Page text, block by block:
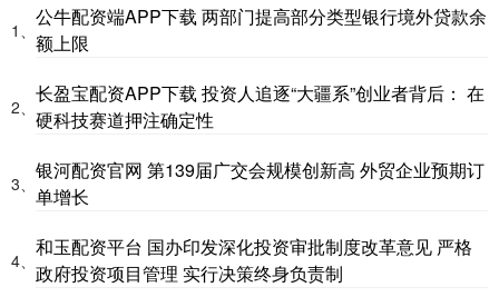
1、
公牛配资端APP下载 两部门提高部分类型银行境外贷款余
额上限
2、
长盈宝配资APP下载 投资人追逐“大疆系”创业者背后： 在
硬科技赛道押注确定性
3、
银河配资官网 第139届广交会规模创新高 外贸企业预期订
单增长
4、
和玉配资平台 国办印发深化投资审批制度改革意见 严格
政府投资项目管理 实行决策终身负责制